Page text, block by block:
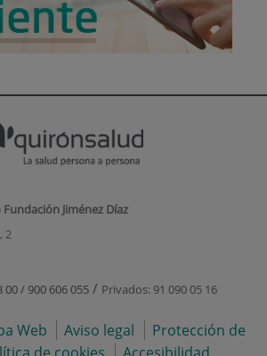
Jiménez Díaz
2
00 / 900 606 055 / Privados: 91 090 05 16
Web Aviso legal
Protección de